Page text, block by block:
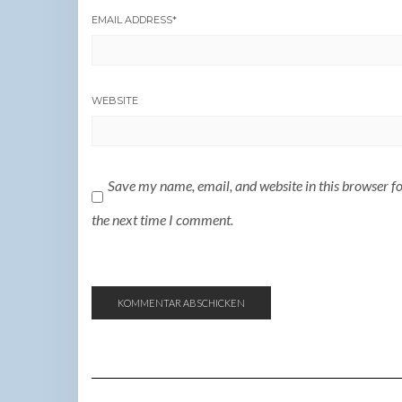
EMAIL ADDRESS*
WEBSITE
Save my name, email, and website in this browser
the next time I comment.